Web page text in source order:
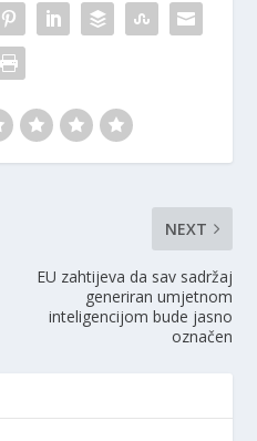
NEXT
EU zahtijeva da sav sadržaj
generiran umjetnom
inteligencijom bude jasno
označen